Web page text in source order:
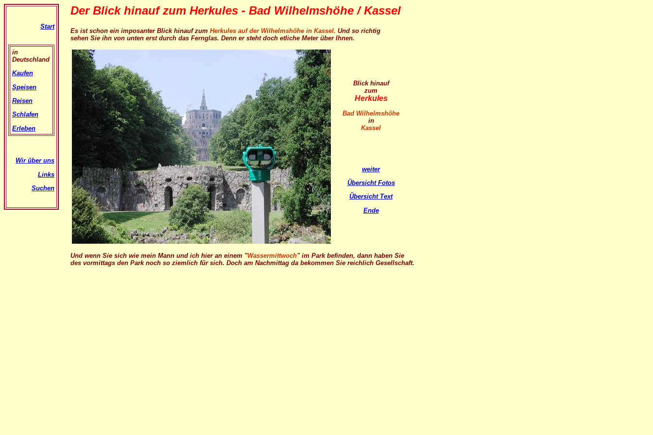
Start
in
Deutschland
Kaufen
Speisen
Reisen
Schlafen
Erleben
Wir über uns
Links
Suchen
Der Blick hinauf zum Herkules - Bad Wilhelmshöhe / Kassel
Es ist schon ein imposanter Blick hinauf zum Herkules auf der Wilhelmshöhe in Kassel. Und so richtig
sehen Sie ihn von unten erst durch das Fernglas. Denn er steht doch etliche Meter über Ihnen.
Blick hinauf
zum
Herkules
Bad Wilhelmshöhe
in
Kassel
weiter
Übersicht Fotos
Übersicht Text
Ende
Und wenn Sie sich wie mein Mann und ich hier an einem "Wassermittwoch" im Park befinden, dann haben Sie
des vormittags den Park noch so ziemlich für sich. Doch am Nachmittag da bekommen Sie reichlich Gesellschaft.